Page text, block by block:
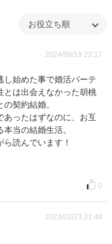
2024/09/19 22:17
し始めた事で婚活パーテ
とは出会えなかった胡桃
契約結婚。
あったはずなのに、お互
当の結婚生活。
読んでいます！
0
2023/02/23 21:48